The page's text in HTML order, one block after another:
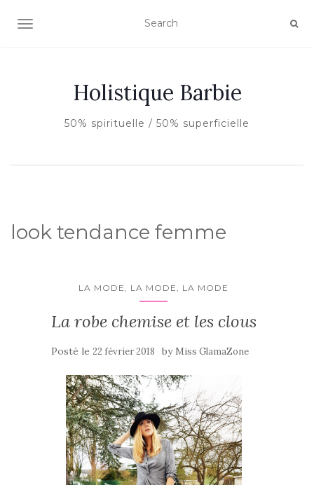
AFFICHER/MASQUER LA NAVIGATION
Holistique Barbie
50% spirituelle / 50% superficielle
look tendance femme
LA MODE, LA MODE, LA MODE
La robe chemise et les clous
Posté le 22 février 2018 by Miss GlamaZone